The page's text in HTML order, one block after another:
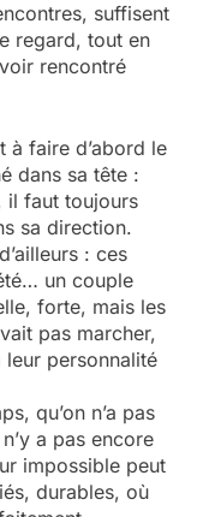
suffisent
regard, tout en
rencontré
à faire d’abord le
dans sa tête :
il faut toujours
sa direction.
: ces
un couple
forte, mais les
pas marcher,
personnalité
qu’on n’a pas
a pas encore
impossible peut
durables, où